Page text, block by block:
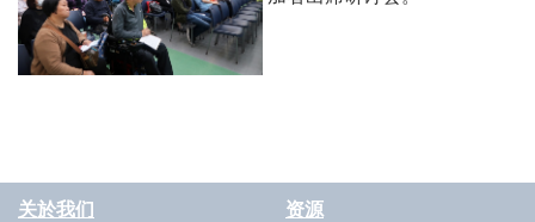
关於我们 资源